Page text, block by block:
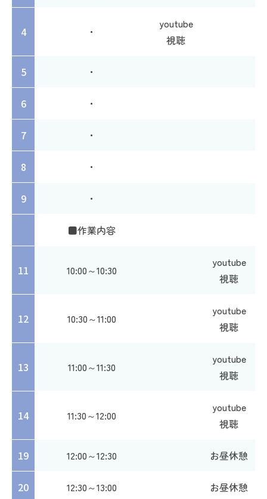
4 ・
youtube
視聴
5 ・
6 ・
7 ・
8 ・
9 ・
■作業内容
11 10:00～10:30
youtube
視聴
12 10:30～11:00
youtube
視聴
13 11:00～11:30
youtube
視聴
14 11:30～12:00
youtube
視聴
19 12:00～12:30 お昼休憩
20 12:30～13:00 お昼休憩